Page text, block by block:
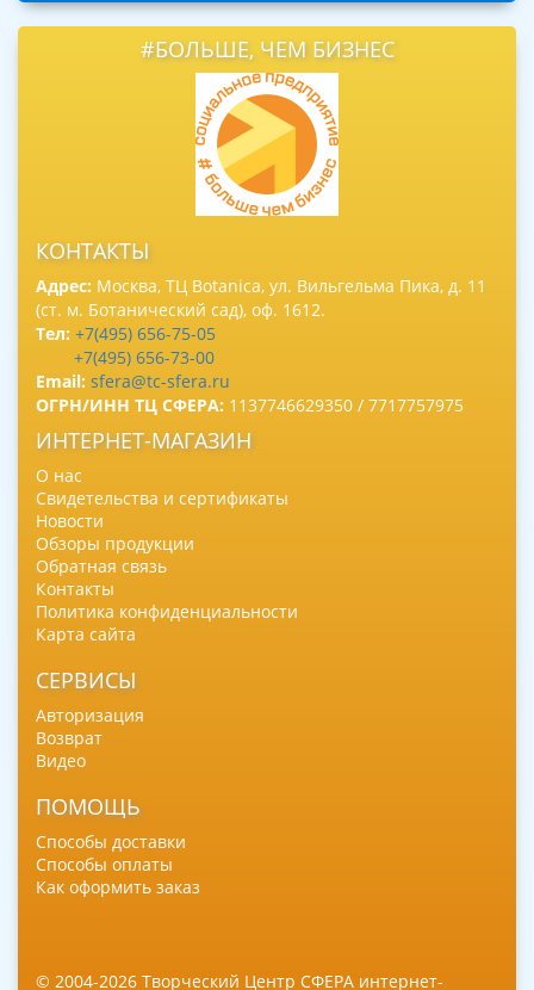
#БОЛЬШЕ, ЧЕМ БИЗНЕС
КОНТАКТЫ
Адрес: Москва, ТЦ Botanica, ул. Вильгельма Пика, д. 11
(ст. м. Ботанический сад), оф. 1612.
Тел: +7(495) 656-75-05
+7(495) 656-73-00
Email: sfera@tc-sfera.ru
ОГРН/ИНН ТЦ СФЕРА: 1137746629350 / 7717757975
ИНТЕРНЕТ-МАГАЗИН
О нас
Свидетельства и сертификаты
Новости
Обзоры продукции
Обратная связь
Контакты
Политика конфиденциальности
Карта сайта
СЕРВИСЫ
Авторизация
Возврат
Видео
ПОМОЩЬ
Способы доставки
Способы оплаты
Как оформить заказ
© 2004-2026 Творческий Центр СФЕРА интернет-